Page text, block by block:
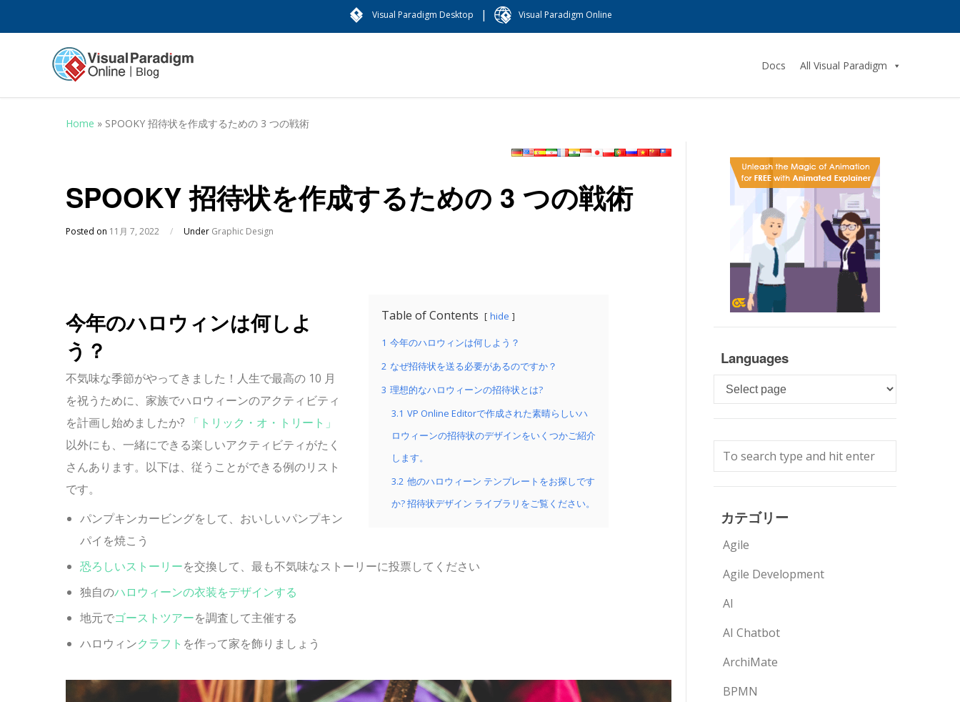
Visual Paradigm Desktop | Visual Paradigm Online
Docs All Visual Paradigm
Home » SPOOKY 招待状を作成するための 3 つの戦術
SPOOKY 招待状を作成するための 3 つの戦術
Posted on 11月 7, 2022 / Under Graphic Design
Table of Contents hide
1 今年のハロウィンは何しよう？
2 なぜ招待状を送る必要があるのですか？
3 理想的なハロウィーンの招待状とは?
3.1 VP Online Editorで作成された素晴らしいハ
ロウィーンの招待状のデザインをいくつかご紹介
します。
3.2 他のハロウィーン テンプレートをお探しです
か? 招待状デザイン ライブラリをご覧ください。
今年のハロウィンは何しよ
う？
不気味な季節がやってきました！人生で最高の 10 月
を祝うために、家族でハロウィーンのアクティビティ
を計画し始めましたか?
「トリック・オ・トリート」
以外にも、一緒にできる楽しいアクティビティがたく
さんあります。以下は、従うことができる例のリスト
です。
パンプキンカービングをして、おいしいパンプキン
パイを焼こう
恐ろしいストーリーを交換して、最も不気味なストーリーに投票してください
独自のハロウィーンの衣装をデザインする
地元でゴーストツアーを調査して主催する
ハロウィンクラフト を作って家を飾りましょう
Languages
Languages
カテゴリー
Agile
Agile Development
AI
AI Chatbot
ArchiMate
BPMN